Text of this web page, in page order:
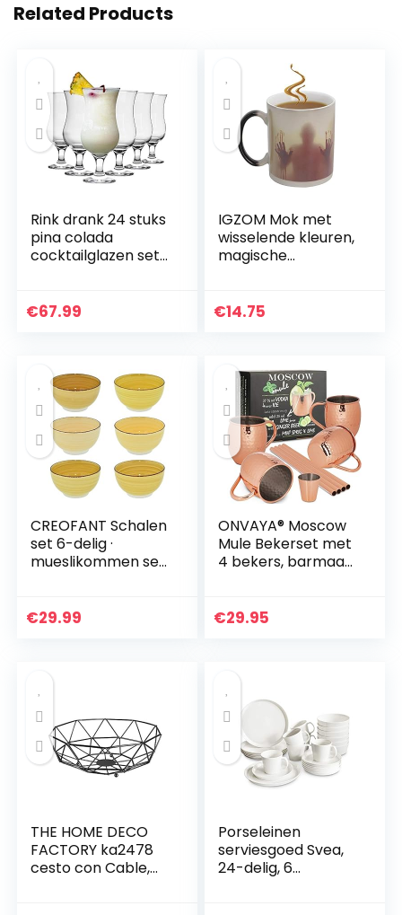
Related Products
Rink drank 24 stuks
pina colada
cocktailglazen set
Glass – 460ml
€67.99
IGZOM Mok met
wisselende kleuren,
magische
€14.75
CREOFANT Schalen
set 6-delig ·
mueslikommen set
soepkom slakom
€29.99
ONVAYA® Moscow
Mule Bekerset met
4 bekers, barmaat
cocktails, 4
€29.95
THE HOME DECO
FACTORY ka2478
cesto con Cable,
Porseleinen
serviesgoed Svea,
24-delig, 6